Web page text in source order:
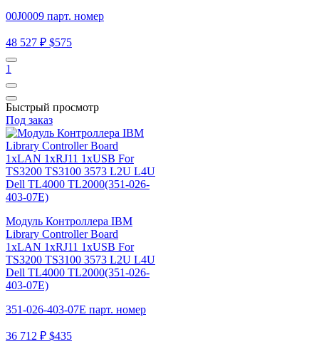
00J0009 парт. номер
48 527 ₽ $575
1
Быстрый просмотр
Под заказ
Модуль Контроллера IBM
Library Controller Board
1xLAN 1xRJ11 1xUSB For
TS3200 TS3100 3573 L2U L4U
Dell TL4000 TL2000(351-026-
403-07E)
351-026-403-07E парт. номер
36 712 ₽ $435